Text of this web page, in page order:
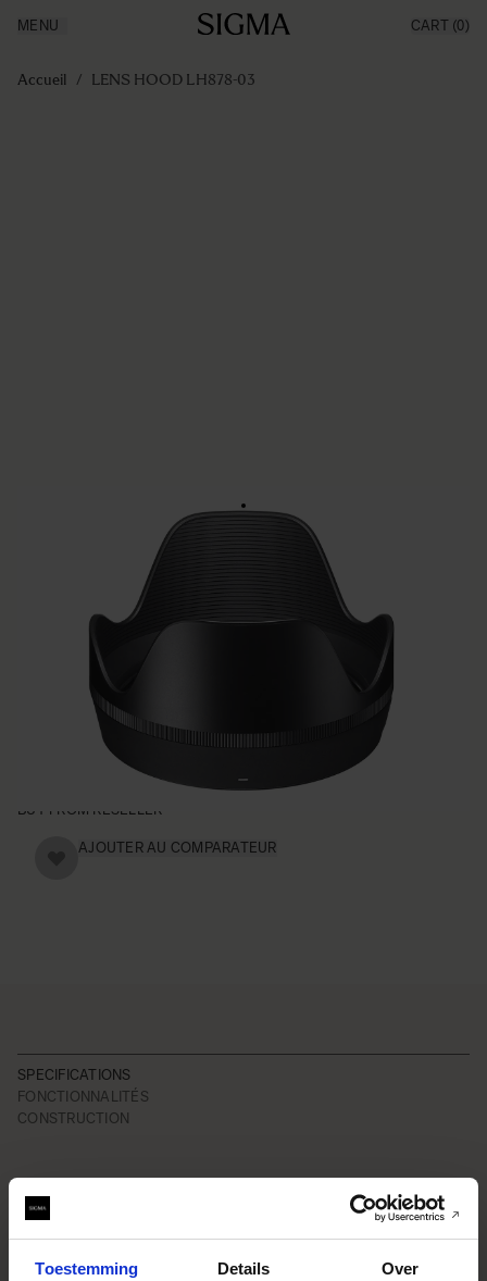
Toestemming Details Over
Made in Aizu
Support
MENU CART (0)
Accueil / LENS HOOD LH878-03
LENS HOOD LH878-03
• Lens Hood compatible with the SIGMA 24-70mm F2.8
DG DN | Art lens
• Blocks stray light from entering the lens
• Protects the lens from impact
• Spare or Replacement Hood
BUY FROM RESELLER
AJOUTER AU COMPARATEUR
SPECIFICATIONS
FONCTIONNALITÉS
CONSTRUCTION
Caractéristiques
* All figures calculated by L-Mount.
Camera AG. About Product Name: